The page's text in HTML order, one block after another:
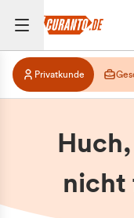
Privatkunde
nicht